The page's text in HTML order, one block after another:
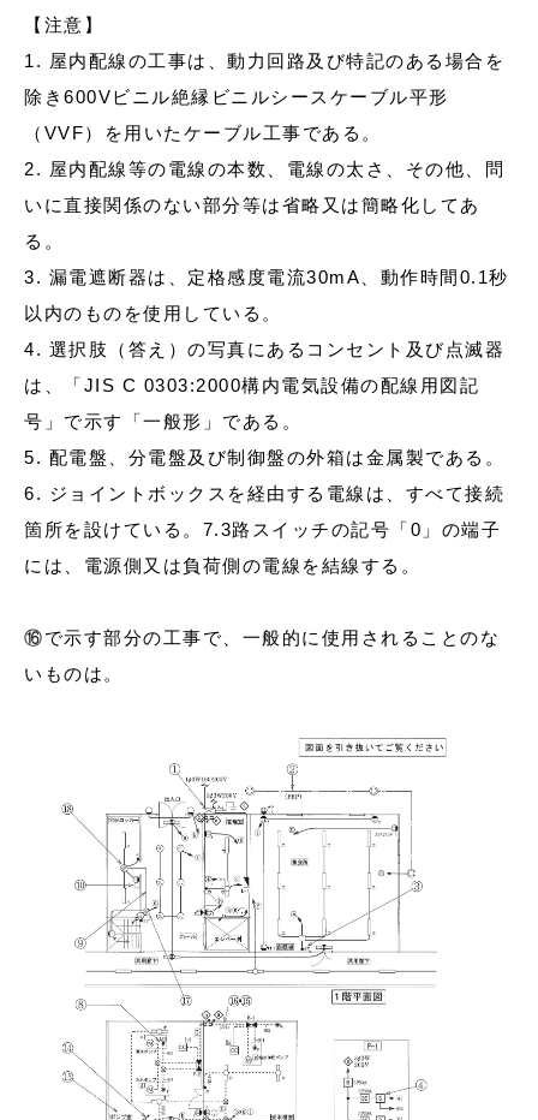
【注意】
1. 屋内配線の工事は、動力回路及び特記のある場合を
除き600Vビニル絶縁ビニルシースケーブル平形
（VVF）を用いたケーブル工事である。
2. 屋内配線等の電線の本数、電線の太さ、その他、問
いに直接関係のない部分等は省略又は簡略化してあ
る。
3. 漏電遮断器は、定格感度電流30mA、動作時間0.1秒
以内のものを使用している。
4. 選択肢（答え）の写真にあるコンセント及び点滅器
は、「JIS C 0303:2000構内電気設備の配線用図記
号」で示す「一般形」である。
5. 配電盤、分電盤及び制御盤の外箱は金属製である。
6. ジョイントボックスを経由する電線は、すべて接続
箇所を設けている。7.3路スイッチの記号「0」の端子
には、電源側又は負荷側の電線を結線する。
⑯で示す部分の工事で、一般的に使用されることのな
いものは。